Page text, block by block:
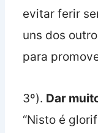
evitar ferir
uns dos
para
3º). Dar
“Nisto é